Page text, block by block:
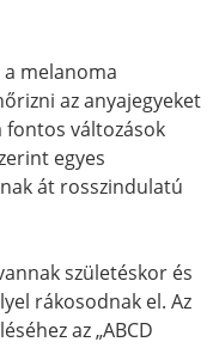
melanoma
az anyajegyeket
fontos változások
egyes
át rosszindulatú
születéskor és
rákosodnak el. Az
az „ABCD